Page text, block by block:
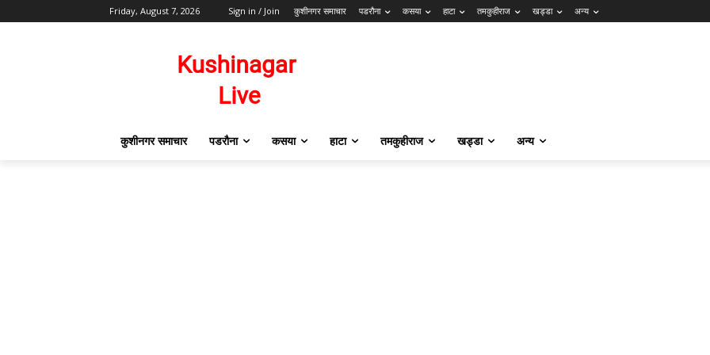
Friday, August 7, 2026 Sign in / Join कुशीनगर समाचार पडरौना कसया हाटा तमकुहीराज खड्डा अन्य
कुशीनगर समाचार पडरौना कसया हाटा तमकुहीराज खड्डा अन्य